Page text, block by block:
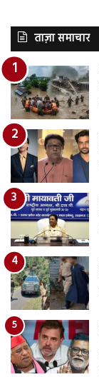
ताज़ा समाचार